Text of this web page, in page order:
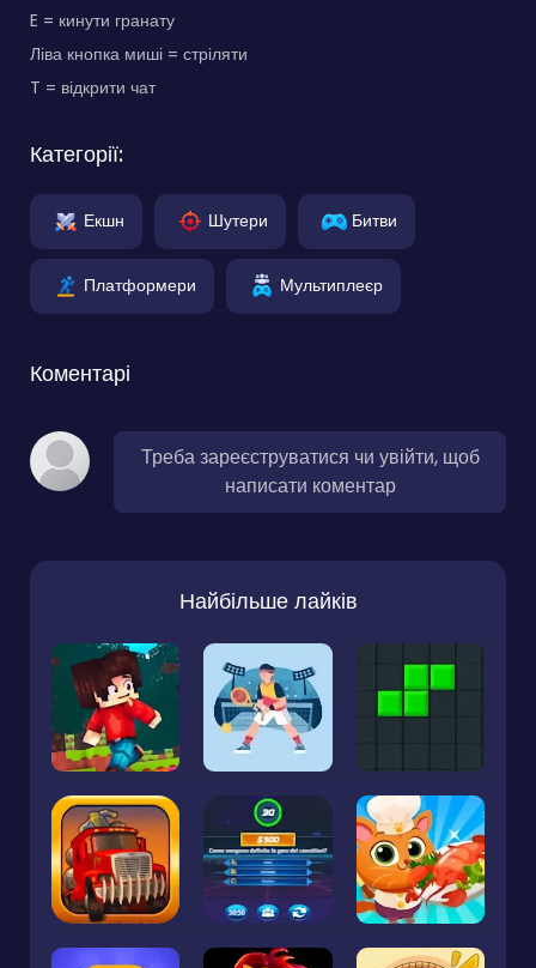
E = кинути гранату
Ліва кнопка миші = стріляти
T = відкрити чат
Категорії:
Екшн Шутери Битви
Платформери Мультиплеєр
Коментарі
Треба зареєструватися чи увійти, щоб
написати коментар
Найбільше лайків